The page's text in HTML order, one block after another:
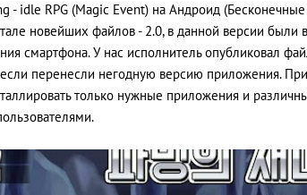
- idle RPG (Magic Event) на Андроид
новейших файлов - 2.0, в данной версии
смартфона. У нас исполнитель опубликовал
перенесли негодную версию приложения.
только нужные приложения и